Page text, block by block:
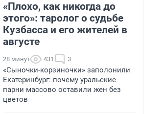
«Плохо, как никогда до
этого»: таролог о судьбе
Кузбасса и его жителей в
августе
28 минут 431 3
«Сыночки-корзиночки» заполонили
Екатеринбург: почему уральские
парни массово оставили жен без
цветов